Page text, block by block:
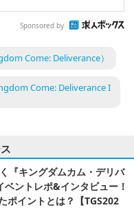
Sponsored by
Come: Deliverance）
Come: Deliverance I
『キングダムカム・デリバ
ントレポ&インタビュー！
ポイントとは？【TGS202